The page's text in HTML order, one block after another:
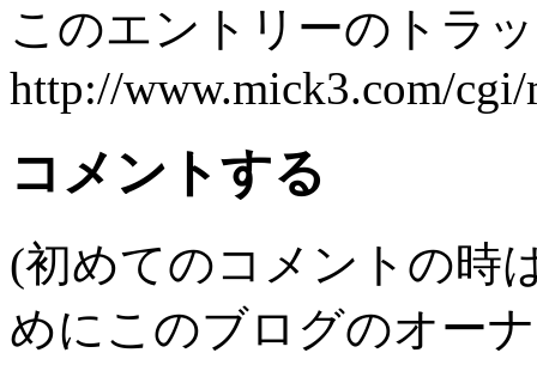
このエントリーのトラ
http://www.mick3.com/
コメントする
(初めてのコメントの時
めにこのブログのオー